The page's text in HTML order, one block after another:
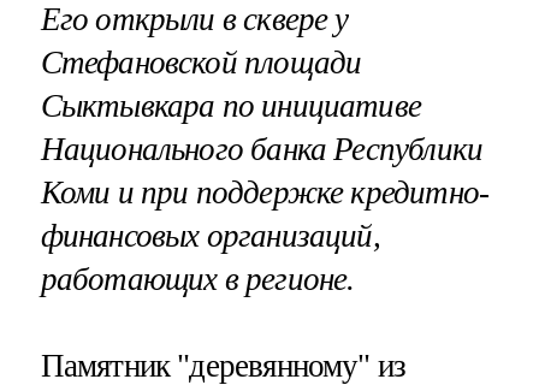
Его открыли в сквере у
Стефановской площади
Сыктывкара по инициативе
Национального банка Республики
Коми и при поддержке кредитно-
финансовых организаций,
работающих в регионе.
Памятник "деревянному" из